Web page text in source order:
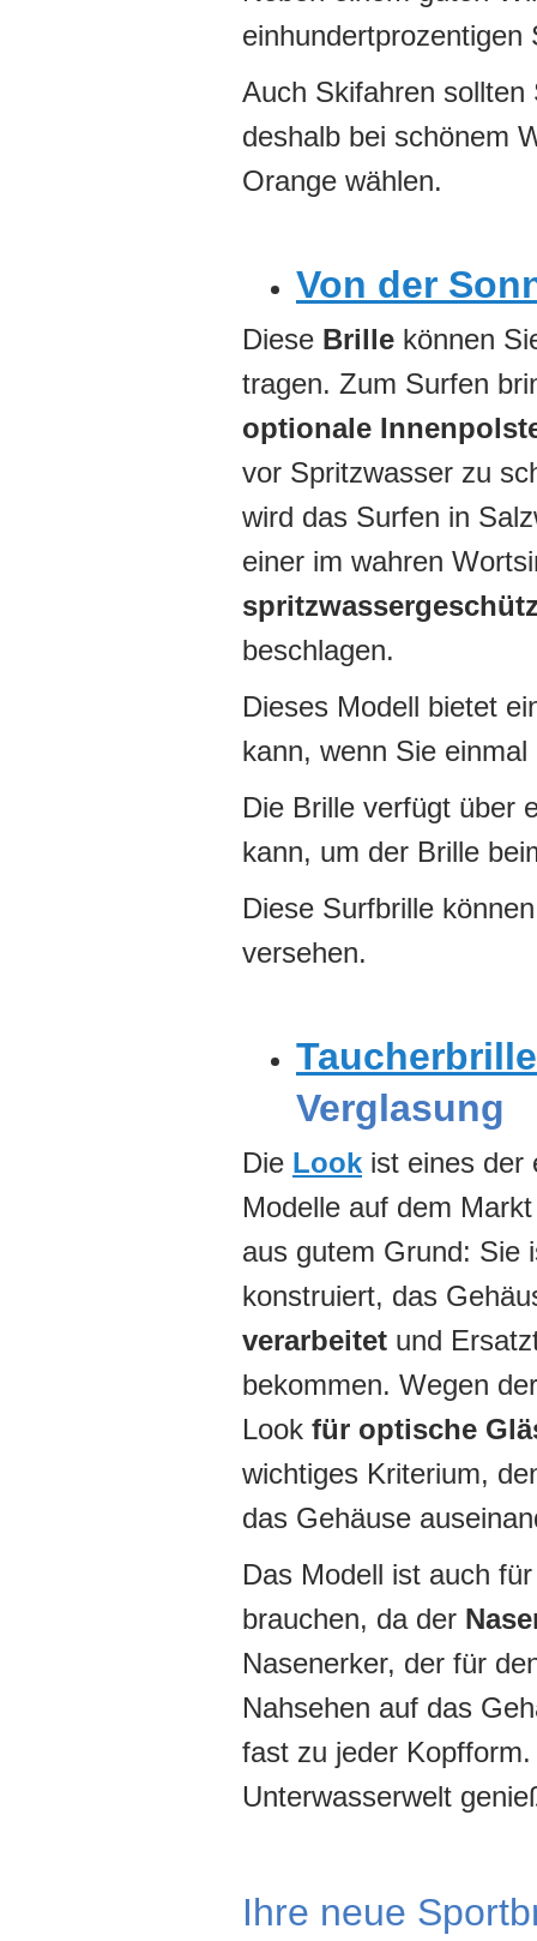
Auch Skifahren
deshalb bei schönem
Orange wählen.
Von der
Diese Brille können
tragen. Zum Surfen
optionale
vor Spritzwasser zu
wird das Surfen in
einer im wahren
beschlagen.
Dieses Modell bietet
kann, wenn Sie
Die Brille verfügt über
kann, um der Brille
Diese Surfbrille
versehen.
Taucherbrille
Verglasung
Die Look ist eines der
Modelle auf dem
aus gutem Grund: Sie
konstruiert, das
verarbeitet und
bekommen. Wegen
Look für optische
wichtiges Kriterium,
das Gehäuse
Das Modell ist auch
brauchen, da der
Nasenerker, der für
Nahsehen auf das
fast zu jeder
Unterwasserwelt
Ihre neue